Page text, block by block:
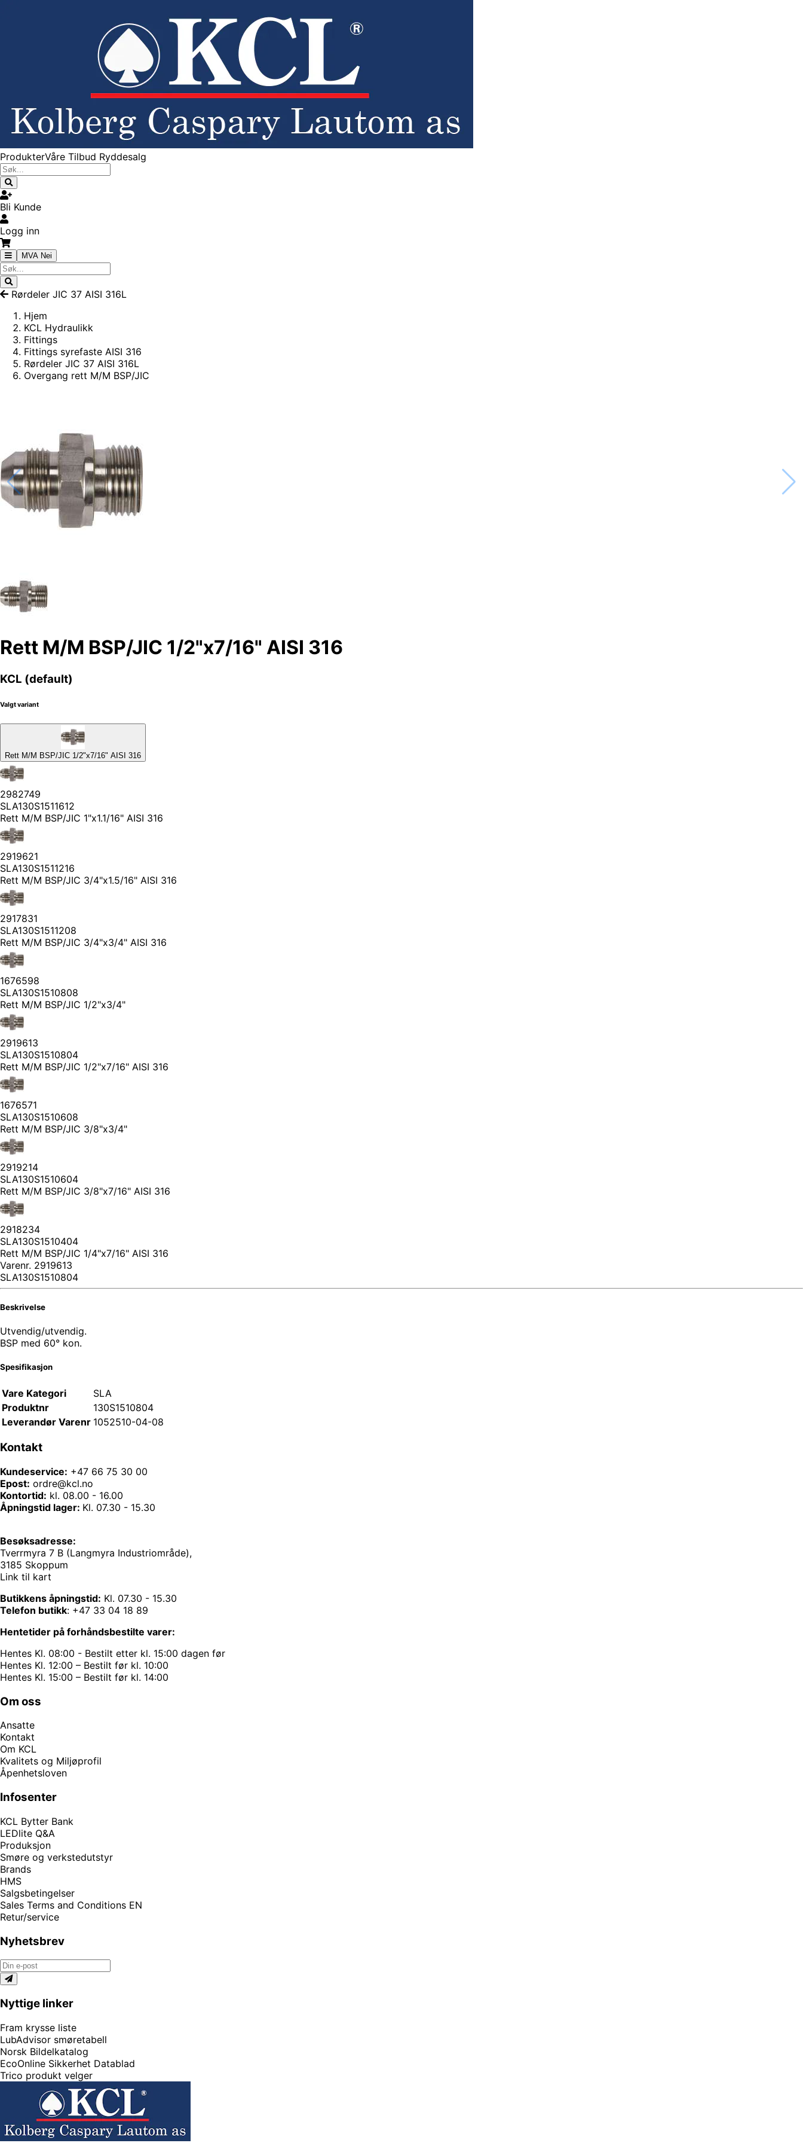
ProdukterVåre Tilbud Ryddesalg
Bli Kunde
Logg inn
MVA Nei
Rørdeler JIC 37 AISI 316L
Hjem
KCL Hydraulikk
Fittings
Fittings syrefaste AISI 316
Rørdeler JIC 37 AISI 316L
Overgang rett M/M BSP/JIC
Rett M/M BSP/JIC 1/2"x7/16" AISI 316
KCL (default)
Valgt variant
Rett M/M BSP/JIC 1/2"x7/16" AISI 316
2982749
SLA130S1511612
Rett M/M BSP/JIC 1"x1.1/16" AISI 316
2919621
SLA130S1511216
Rett M/M BSP/JIC 3/4"x1.5/16" AISI 316
2917831
SLA130S1511208
Rett M/M BSP/JIC 3/4"x3/4" AISI 316
1676598
SLA130S1510808
Rett M/M BSP/JIC 1/2"x3/4"
2919613
SLA130S1510804
Rett M/M BSP/JIC 1/2"x7/16" AISI 316
1676571
SLA130S1510608
Rett M/M BSP/JIC 3/8"x3/4"
2919214
SLA130S1510604
Rett M/M BSP/JIC 3/8"x7/16" AISI 316
2918234
SLA130S1510404
Rett M/M BSP/JIC 1/4"x7/16" AISI 316
Varenr. 2919613
SLA130S1510804
Beskrivelse
Utvendig/utvendig.
BSP med 60° kon.
Spesifikasjon
Vare Kategori
SLA
Produktnr
130S1510804
Leverandør Varenr 1052510-04-08
Kontakt
Kundeservice: +47 66 75 30 00
Epost: ordre@kcl.no
Kontortid: kl. 08.00 - 16.00
Åpningstid lager: Kl. 07.30 - 15.30
Besøksadresse:
Tverrmyra 7 B (Langmyra Industriområde),
3185 Skoppum
Link til kart
Butikkens åpningstid: Kl. 07.30 - 15.30
Telefon butikk: +47 33 04 18 89
Hentetider på forhåndsbestilte varer:
Hentes Kl. 08:00 - Bestilt etter kl. 15:00 dagen før
Hentes Kl. 12:00 – Bestilt før kl. 10:00
Hentes Kl. 15:00 – Bestilt før kl. 14:00
Om oss
Ansatte
Kontakt
Om KCL
Kvalitets og Miljøprofil
Åpenhetsloven
Infosenter
KCL Bytter Bank
LEDlite Q&A
Produksjon
Smøre og verkstedutstyr
Brands
HMS
Salgsbetingelser
Sales Terms and Conditions EN
Retur/service
Nyhetsbrev
Nyttige linker
Fram krysse liste
LubAdvisor smøretabell
Norsk Bildelkatalog
EcoOnline Sikkerhet Datablad
Trico produkt velger